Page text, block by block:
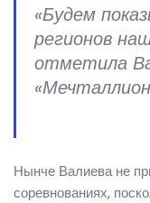
«Будем
регионов
отметила
Нынче Валиева не
соревнованиях,